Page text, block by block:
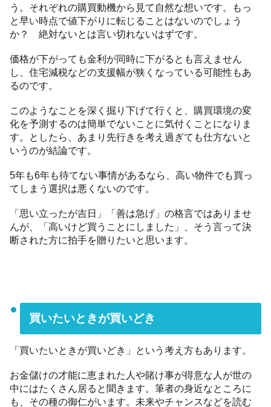
う。それぞれの購買動機から見て自然な想いです。もっ
と早い時点で値下がりに転じることはないのでしょう
か？ 絶対ないとは言い切れないはずです。
価格が下がっても金利が同時に下がるとも言えません
し、住宅減税などの支援幅が狭くなっている可能性もあ
るのです。
このようなことを深く掘り下げて行くと、購買環境の変
化を予測するのは簡単でないことに気付くことになりま
す。としたら、あまり先行きを考え過ぎても仕方ないと
いうのが結論です。
5年も6年も待てない事情があるなら、高い物件でも買っ
てしまう選択は悪くないのです。
「思い立ったが吉日」「善は急げ」の格言ではありませ
んが、「高いけど買うことにしました」、そう言って決
断された方に拍手を贈りたいと思います。
買いたいときが買いどき
「買いたいときが買いどき」という考え方もあります。
お金儲けの才能に恵まれた人や賭け事が得意な人が世の
中にはたくさん居ると聞きます。筆者の身近なところに
も、その種の御仁がいます。未来やチャンスなどを読む